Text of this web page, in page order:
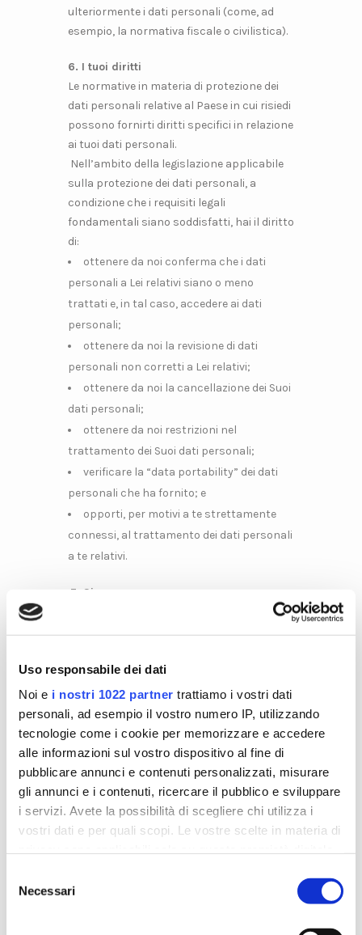
Uso responsabile dei dati
Noi e i nostri 1022 partner trattiamo i vostri dati
personali, ad esempio il vostro numero IP, utilizzando
tecnologie come i cookie per memorizzare e accedere
alle informazioni sul vostro dispositivo al fine di
pubblicare annunci e contenuti personalizzati, misurare
gli annunci e i contenuti, ricercare il pubblico e sviluppare
i servizi. Avete la possibilità di scegliere chi utilizza i
vostri dati e per quali scopi. Le vostre scelte in materia di
modificare o revocare il proprio consenso in qualsiasi
momento dalla Dichiarazione sui cookie o facendo clic
delNecessari
ulteriormente i dati personali (come, ad
esempio, la normativa fiscale o civilistica).
6. I tuoi diritti
Le normative in materia di protezione dei
dati personali relative al Paese in cui risiedi
possono fornirti diritti specifici in relazione
ai tuoi dati personali.
Nell’ambito della legislazione applicabile
sulla protezione dei dati personali, a
condizione che i requisiti legali
fondamentali siano soddisfatti, hai il diritto
di:
ottenere da noi conferma che i dati
personali a Lei relativi siano o meno
trattati e, in tal caso, accedere ai dati
personali;
ottenere da noi la revisione di dati
personali non corretti a Lei relativi;
ottenere da noi la cancellazione dei Suoi
dati personali;
ottenere da noi restrizioni nel
trattamento dei Suoi dati personali;
verificare la “data portability” dei dati
personali che ha fornito; e
opporti, per motivi a te strettamente
connessi, al trattamento dei dati personali
a te relativi.
7. Sicurezza
Utilizziamo adeguate misure di sicurezza
distruzione, perdita, utilizzo o alterazione
accidentale od illecita e da divulgazione o
accesso non autorizzati.
8. Contatti Data Privacy
Nel caso desiderassi esercitare uno
qualsiasi dei tuoi diritti connessi alla data
privacy puoi contattare la nostra
organizzazione all’indirizzo: info@elisor.it
9. Trattamento ai sensi della General
titolare del trattamento, base giuridica